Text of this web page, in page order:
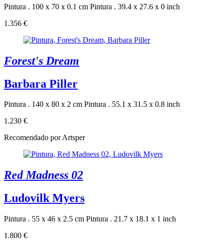
Pintura . 100 x 70 x 0.1 cm Pintura . 39.4 x 27.6 x 0 inch
1.356 €
Forest's Dream
Barbara Piller
Pintura . 140 x 80 x 2 cm Pintura . 55.1 x 31.5 x 0.8 inch
1.230 €
Recomendado por Artsper
Red Madness 02
Ludovilk Myers
Pintura . 55 x 46 x 2.5 cm Pintura . 21.7 x 18.1 x 1 inch
1.800 €